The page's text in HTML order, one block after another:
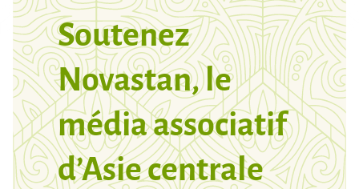
Soutenez
Novastan, le
média associatif
d’Asie centrale